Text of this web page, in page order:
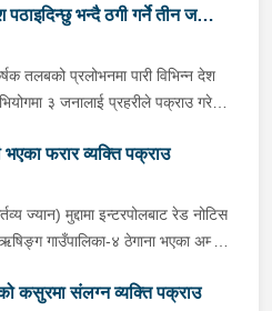
काठमाडौंमा पेश गरिएको छ ।
गरेको भन्ने उजुरीको आधारमा इलाका
प्रहरीले उनलाई पक्राउ गरेको हो ।
म्याद थप अनुमति लिई यस सम्बन्धमा
छ ।
पठाइदिन्छु भन्दै ठगी गर्ने तीन जना
तलबको प्रलोभनमा पारी विभिन्न देश
३ जनालाई प्रहरीले पक्राउ गरेको
कीर्तिपुर नगरपालिका-४ बस्ने बागलुङ
र काठमाडौं चन्द्रागिरी नगरपालिका-३
सुबोध जंग कुँवर रहेका छन् । पक्राउ मध्ये
५ जना पीडितहरूबाट १६ लाख रूपैयाँ,
पीडितबाट ६ लाख रूपैयाँ लिई
भएका फरार व्यक्ति पक्राउ
ज्यान) मुद्दामा इन्टरपोलबाट रेड नोटिस
गाउँपालिका-४ ठेगाना भएका अम्मर
विमानस्थलबाट पक्राउ गरिएको हो
कसुरमा संलग्न व्यक्ति पक्राउ